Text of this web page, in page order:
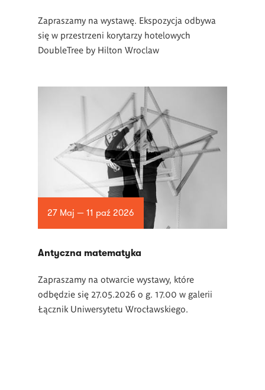
Zapraszamy na wystawę. Ekspozycja odbywa
się w przestrzeni korytarzy hotelowych
DoubleTree by Hilton Wroclaw
27 Maj — 11 paź 2026
Antyczna matematyka
Zapraszamy na otwarcie wystawy, które
odbędzie się 27.05.2026 o g. 17.00 w galerii
Łącznik Uniwersytetu Wrocławskiego.